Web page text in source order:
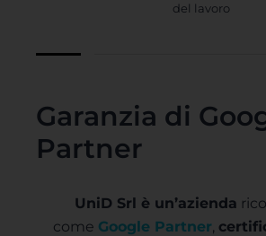
del lavoro
Garanzia di
Partner
UniD Srl è un’azienda
come Google Partner,